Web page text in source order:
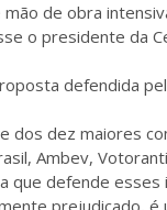
de obra
o presidente da
defendida
dos dez maiores
Ambev,
que defende
prejudicado, é